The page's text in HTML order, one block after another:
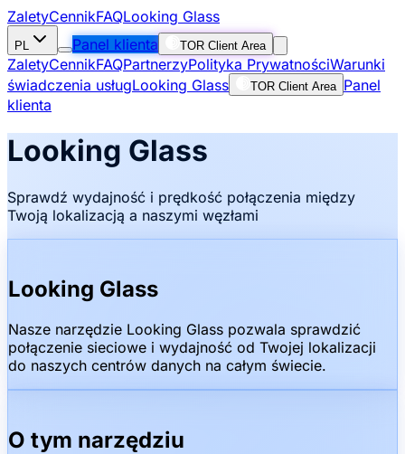
ZaletyCennikFAQLooking Glass
PL Panel klienta TOR Client Area
ZaletyCennikFAQPartnerzyPolityka PrywatnościWarunki
świadczenia usługLooking Glass TOR Client Area Panel
klienta
Looking Glass
Sprawdź wydajność i prędkość połączenia między
Twoją lokalizacją a naszymi węzłami
Looking Glass
Nasze narzędzie Looking Glass pozwala sprawdzić
połączenie sieciowe i wydajność od Twojej lokalizacji
do naszych centrów danych na całym świecie.
O tym narzędziu